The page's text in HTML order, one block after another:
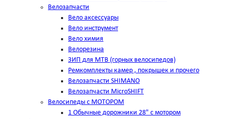
Велозапчасти
Вело аксессуары
Вело инструмент
Вело химия
Велорезина
ЗИП для MTB (горных велосипедов)
Ремкомплекты камер , покрышек и прочего
Велозапчасти SHIMANO
Велозапчасти MicroSHIFT
Велосипеды с МОТОРОМ
1 Обычные дорожники 28" с мотором